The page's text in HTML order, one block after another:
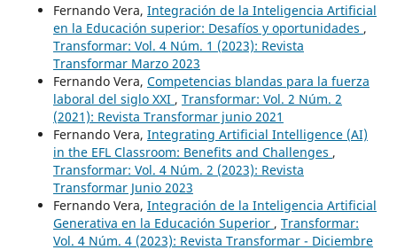
Fernando Vera, Integración de la Inteligencia Artificial
en la Educación superior: Desafíos y oportunidades ,
Transformar: Vol. 4 Núm. 1 (2023): Revista
Transformar Marzo 2023
Fernando Vera, Competencias blandas para la fuerza
laboral del siglo XXI , Transformar: Vol. 2 Núm. 2
(2021): Revista Transformar junio 2021
Fernando Vera, Integrating Artificial Intelligence (AI)
in the EFL Classroom: Benefits and Challenges ,
Transformar: Vol. 4 Núm. 2 (2023): Revista
Transformar Junio 2023
Fernando Vera, Integración de la Inteligencia Artificial
Generativa en la Educación Superior , Transformar:
Vol. 4 Núm. 4 (2023): Revista Transformar - Diciembre